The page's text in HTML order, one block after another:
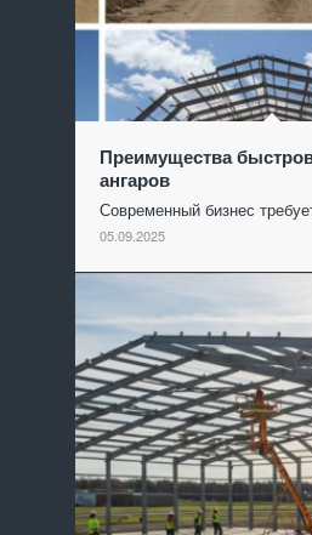
Преимущества
ангаров
Современный бизнес
05.09.2025